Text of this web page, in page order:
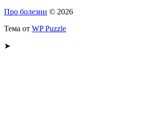
Про болезни © 2026
Тема от WP Puzzle
➤